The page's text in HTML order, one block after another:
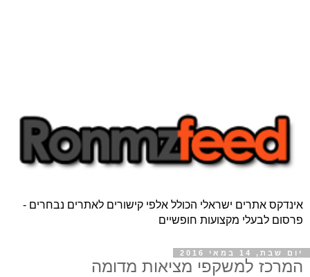
אינדקס אתרים ישראלי הכולל אלפי קישורים לאתרים נבחרים -
פרסום לבעלי מקצועות חופשיים
יום שבת, 14 במאי 2016
המרכז למשקפי מציאות מדומה